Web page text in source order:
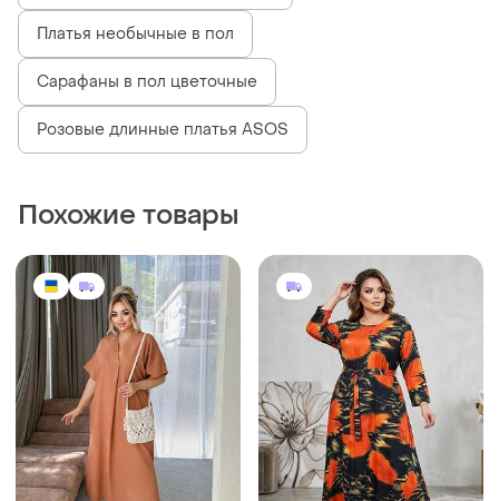
Платья необычные в пол
Сарафаны в пол цветочные
Розовые длинные платья ASOS
Похожие товары